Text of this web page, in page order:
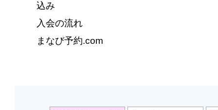
込み
入会の流れ
まなび予約.com